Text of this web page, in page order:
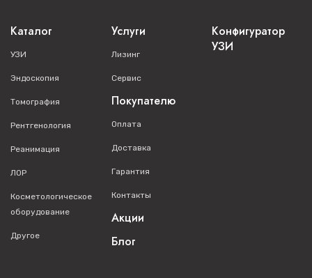
Каталог
УЗИ
Эндоскопия
Томография
Рентгенология
Реанимация
ЛОР
Косметологическое
оборудование
Другое
Услуги
Лизинг
Сервис
Покупателю
Оплата
Доставка
Гарантия
Контакты
Акции
Блог
Конфигуратор
УЗИ